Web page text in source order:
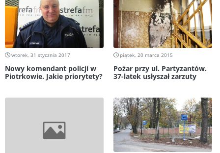
wtorek, 31 stycznia 2017
Nowy komendant policji w
Piotrkowie. Jakie priorytety?
piątek, 20 marca 2015
Pożar przy ul. Partyzantów.
37-latek usłyszał zarzuty